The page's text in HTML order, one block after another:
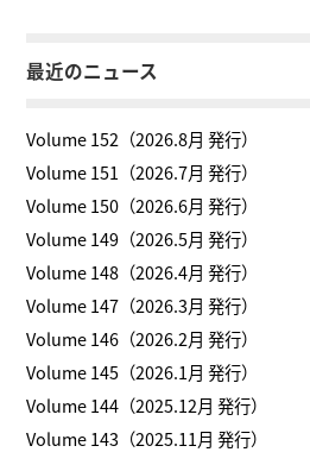
最近のニュース
Volume 152（2026.8月 発行）
Volume 151（2026.7月 発行）
Volume 150（2026.6月 発行）
Volume 149（2026.5月 発行）
Volume 148（2026.4月 発行）
Volume 147（2026.3月 発行）
Volume 146（2026.2月 発行）
Volume 145（2026.1月 発行）
Volume 144（2025.12月 発行）
Volume 143（2025.11月 発行）